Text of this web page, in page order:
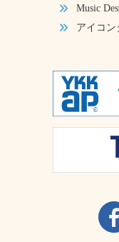
Music
アイコン